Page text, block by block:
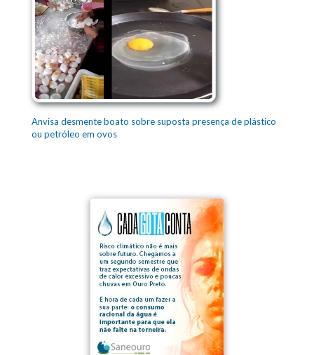
Anvisa desmente boato sobre suposta presença de plástico
ou petróleo em ovos